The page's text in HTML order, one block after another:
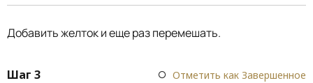
Добавить желток и еще раз перемешать.
Шаг 3 Отметить как Завершенное